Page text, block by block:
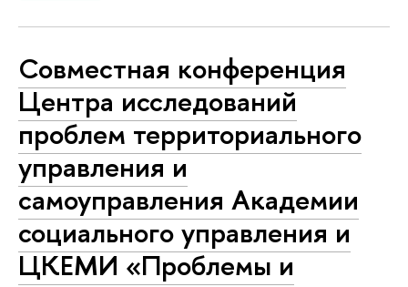
Совместная конференция
Центра исследований
проблем территориального
управления и
самоуправления Академии
социального управления и
ЦКЕМИ «Проблемы и